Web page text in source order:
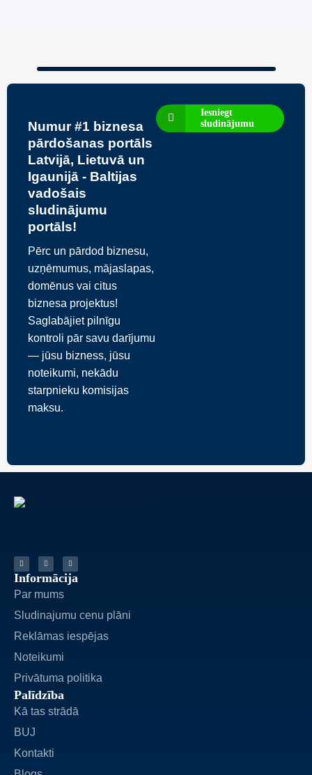
Numur #1 biznesa
pārdošanas portāls
Latvijā, Lietuvā un
Igaunijā - Baltijas
vadošais
sludinājumu
portāls!
Pērc un pārdod biznesu,
uzņēmumus, mājaslapas,
domēnus vai citus
biznesa projektus!
Saglabājiet pilnīgu
kontroli pār savu darījumu
— jūsu bizness, jūsu
noteikumi, nekādu
starpnieku komisijas
maksu.
Iesniegt
sludinājumu
Informācija
Par mums
Sludinajumu cenu plāni
Reklāmas iespējas
Noteikumi
Privātuma politika
Palīdzība
Kā tas strādā
BUJ
Kontakti